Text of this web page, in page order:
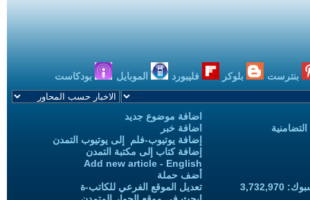
بنترست بلوكر فليبورد الموبايل بودكاست
اضافة موضوع جديد
اضافة خبر
إضافة يوتيوب-فلم إلى يوتيوب التمدن
إضافة كتاب إلى مكتبة التمدن
Add new article - English
أضف حملة
تعديل الموقع الفرعي للكاتب-ة